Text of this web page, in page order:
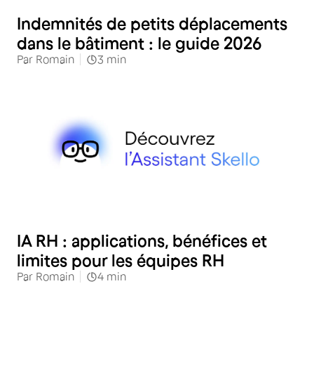
Indemnités de petits déplacements
dans le bâtiment : le guide 2026
Par Romain 3 min
IA RH : applications, bénéfices et
limites pour les équipes RH
Par Romain 4 min